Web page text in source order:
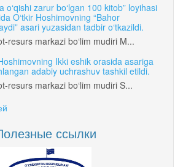
o‘qishi zarur bo‘lgan 100 kitob” loyihasi
O‘tkir Hoshimovning “Bahor
asari yuzasidan tadbir o‘tkazildi.
resurs markazi bo‘lim mudiri M...
Ikki eshik orasida asariga
adabiy uchrashuv tashkil etildi.
resurs markazi bo‘lim mudiri S...
ссылки